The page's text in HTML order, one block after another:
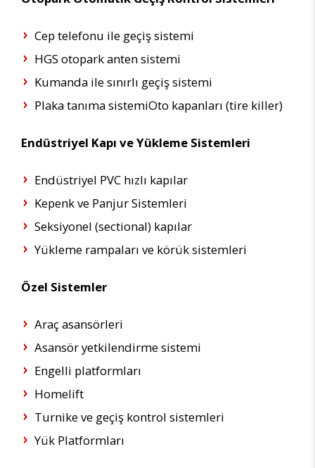
Cep telefonu ile geçiş sistemi
HGS otopark anten sistemi
Kumanda ile sınırlı geçiş sistemi
Plaka tanıma sistemiOto kapanları (tire killer)
Endüstriyel Kapı ve Yükleme Sistemleri
Endüstriyel PVC hızlı kapılar
Kepenk ve Panjur Sistemleri
Seksiyonel (sectional) kapılar
Yükleme rampaları ve körük sistemleri
Özel Sistemler
Araç asansörleri
Asansör yetkilendirme sistemi
Engelli platformları
Homelift
Turnike ve geçiş kontrol sistemleri
Yük Platformları